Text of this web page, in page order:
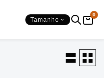
Tamanho
0